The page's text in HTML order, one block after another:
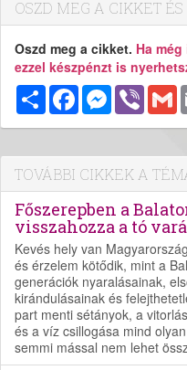
OSZD MEG A CIKKET ÉS
Oszd meg a cikket. Ha
ezzel készpénzt is
MegosztásFacebookMessenger
Viber
TOVÁBBI CIKKEK A
Főszerepben a
visszahozza a tó
Kevés hely van
és érzelem kötődik, mint a
generációk nyaralásainak,
kirándulásainak és
part menti sétányok, a
és a víz csillogása mind
semmi mással nem lehet